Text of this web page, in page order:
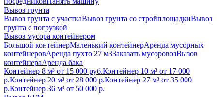
Вывоз грунта
Вывоз грунта с участкаВывоз грунта со стройплощадкиВывоз
грунта с погрузкой
Вывоз мусора контейнером
Большой контейнерМаленький контейнерАренда мусорных
контейнеровАренда пухто 27 м3Заказать мусоровозВызов
контейнераАренда бака
Контейнер 8 м³ от 15 000 руб.Контейнер 10 м³ от 17 000
р.Контейнер 20 м³ от 28 000 р.Контейнер 27 м³ от 35 000
р.Контейнер 36 м³ от 50 000 р.